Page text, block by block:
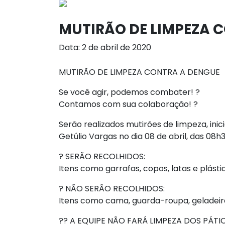
MUTIRÃO DE LIMPEZA
Data: 2 de abril de 2020
MUTIRÃO DE LIMPEZA CONTRA A DENGUE
Se você agir, podemos combater! ?
Contamos com sua colaboração! ?
Serão realizados mutirões de limpeza,
Getúlio Vargas no dia 08 de abril, das
? SERÃO RECOLHIDOS:
Itens como garrafas, copos, latas e
? NÃO SERÃO RECOLHIDOS:
Itens como cama, guarda-roupa,
?? A EQUIPE NÃO FARÁ LIMPEZA DOS